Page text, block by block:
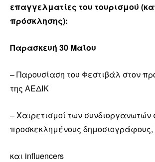
επαγγελματίες του τουρισμού
πρόσκλησης):
Παρασκευή 30 Μαΐου
– Παρουσίαση του Φεστιβάλ στον
της ΑΕΔΙΚ
– Χαιρετισμοί των συνδιοργανωτών
προσκεκλημένους δημοσιογράφους,
και influencers